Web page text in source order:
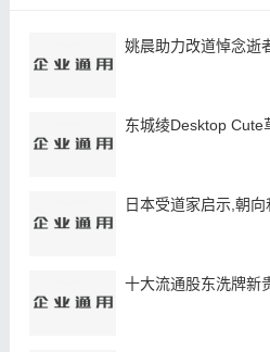
姚晨助力改道悼念逝
东城绫Desktop Cute
日本受道家启示,朝向
十大流通股东洗牌新